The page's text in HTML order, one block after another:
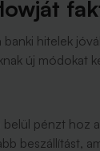
hitelek
új módokat
pénzt hoz
beszállítást,